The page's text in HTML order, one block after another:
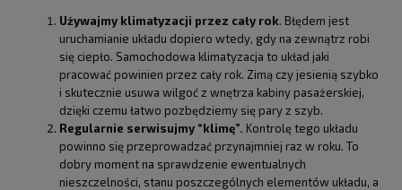
Używajmy klimatyzacji przez cały rok. Błędem jest
uruchamianie układu dopiero wtedy, gdy na zewnątrz robi
się ciepło. Samochodowa klimatyzacja to układ jaki
pracować powinien przez cały rok. Zimą czy jesienią szybko
i skutecznie usuwa wilgoć z wnętrza kabiny pasażerskiej,
dzięki czemu łatwo pozbędziemy się pary z szyb.
Regularnie serwisujmy “klimę”. Kontrolę tego układu
powinno się przeprowadzać przynajmniej raz w roku. To
dobry moment na sprawdzenie ewentualnych
nieszczelności, stanu poszczególnych elementów układu, a